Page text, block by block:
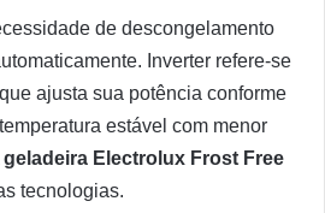
de descongelamento
Inverter refere-se
ajusta sua potência conforme
estável com menor
geladeira Electrolux Frost Free
tecnologias.